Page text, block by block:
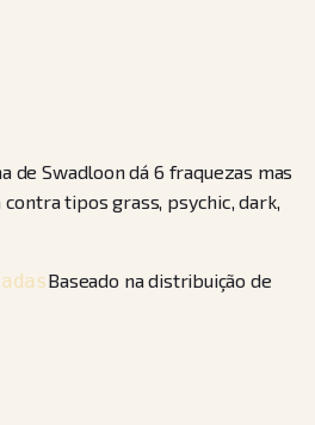
de Swadloon dá 6 fraquezas mas
tipos grass, psychic, dark,
Baseado na distribuição de